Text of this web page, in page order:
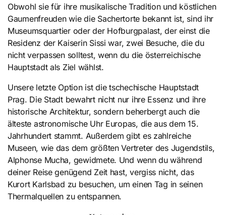
Obwohl sie für ihre musikalische Tradition und köstlichen
Gaumenfreuden wie die Sachertorte bekannt ist, sind ihr
Museumsquartier oder der Hofburgpalast, der einst die
Residenz der Kaiserin Sissi war, zwei Besuche, die du
nicht verpassen solltest, wenn du die österreichische
Hauptstadt als Ziel wählst.
Unsere letzte Option ist die tschechische Hauptstadt
Prag. Die Stadt bewahrt nicht nur ihre Essenz und ihre
historische Architektur, sondern beherbergt auch die
älteste astronomische Uhr Europas, die aus dem 15.
Jahrhundert stammt. Außerdem gibt es zahlreiche
Museen, wie das dem größten Vertreter des Jugendstils,
Alphonse Mucha, gewidmete. Und wenn du während
deiner Reise genügend Zeit hast, vergiss nicht, das
Kurort Karlsbad zu besuchen, um einen Tag in seinen
Thermalquellen zu entspannen.